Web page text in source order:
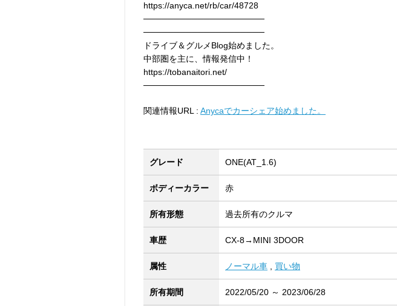
https://anyca.net/rb/car/48728
────────────────────
────────────────────
ドライブ＆グルメBlog始めました。
中部圏を主に、情報発信中！
https://tobanaitori.net/
────────────────────
関連情報URL : Anycaでカーシェア始めました。
グレード ONE(AT_1.6)
ボディーカラー 赤
所有形態 過去所有のクルマ
車歴 CX-8→MINI 3DOOR
属性 ノーマル車 買い物
所有期間 2022/05/20 ～ 2023/06/28